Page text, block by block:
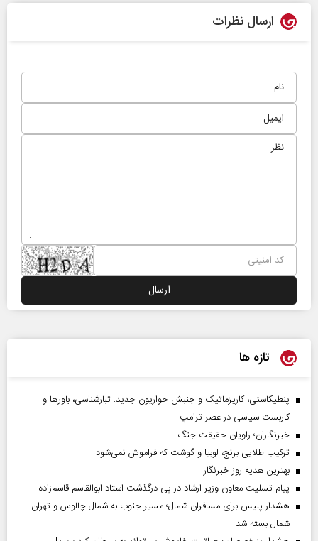
ارسال نظرات
تازه ها
پنطیکاستی، کاریزماتیک و جنبش حواریون جدید: تبارشناسی، باور‌ها و
کاربست سیاسی در عصر ترامپ
خبرنگاران؛ راویان حقیقت جنگ
ترکیب طلایی برنج، لوبیا و گوشت که فراموش نمی‌شود
بهترین هدیه روز خبرنگار
پیام تسلیت معاون وزیر ارشاد در پی درگذشت استاد ابوالقاسم قاسم‌زاده
هشدار پلیس برای مسافران شمال؛ مسیر جنوب به شمال چالوس و تهران–
شمال بسته شد